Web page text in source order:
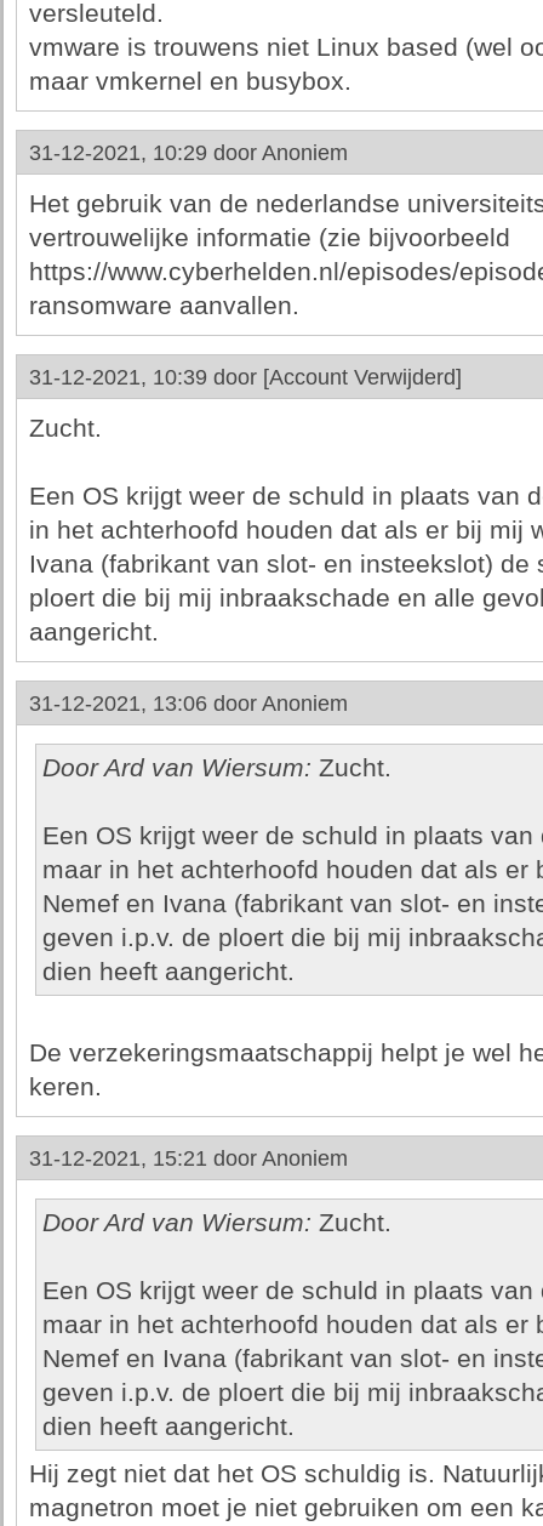
versleuteld.
vmware is trouwens niet Linux based (wel
maar vmkernel en busybox.
31-12-2021, 10:29 door Anoniem
Het gebruik van de nederlandse
vertrouwelijke informatie (zie bijvoorbeeld
https://www.cyberhelden.nl/episodes/
ransomware aanvallen.
31-12-2021, 10:39 door [Account Verwijderd]
Zucht.
Een OS krijgt weer de schuld in plaats van
in het achterhoofd houden dat als er bij mij
Ivana (fabrikant van slot- en insteekslot) de
ploert die bij mij inbraakschade en alle
aangericht.
31-12-2021, 13:06 door Anoniem
Door Ard van Wiersum: Zucht.
Een OS krijgt weer de schuld in plaats
maar in het achterhoofd houden dat als er
Nemef en Ivana (fabrikant van slot- en
geven i.p.v. de ploert die bij mij
dien heeft aangericht.
De verzekeringsmaatschappij helpt je wel
keren.
31-12-2021, 15:21 door Anoniem
Door Ard van Wiersum: Zucht.
Een OS krijgt weer de schuld in plaats
maar in het achterhoofd houden dat als er
Nemef en Ivana (fabrikant van slot- en
geven i.p.v. de ploert die bij mij
dien heeft aangericht.
Hij zegt niet dat het OS schuldig is.
magnetron moet je niet gebruiken om een